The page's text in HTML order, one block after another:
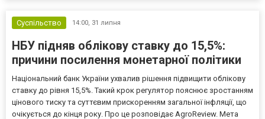
Суспільство 14:00, 31 липня
НБУ підняв облікову ставку до 15,5%:
причини посилення монетарної політики
Національний банк України ухвалив рішення підвищити облікову
ставку до рівня 15,5%. Такий крок регулятор пояснює зростанням
цінового тиску та суттєвим прискоренням загальної інфляції, що
очікується до кінця року. Про це розповідає AgroReview. Мета